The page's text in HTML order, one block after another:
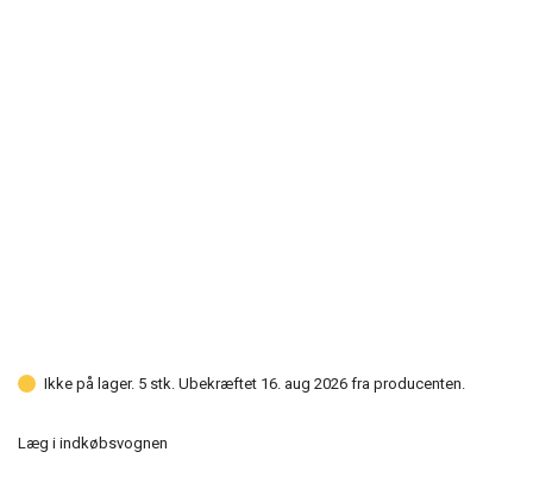
Ikke på lager. 5 stk. Ubekræftet 16. aug 2026 fra producenten.
Læg i indkøbsvognen